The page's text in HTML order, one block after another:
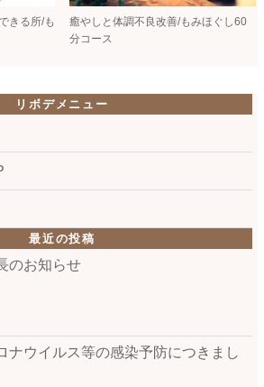
きる所/も
癒やしと体調不良改善/もみほぐし60
分コース
リボデメニュー
最近の投稿
のお知らせ
ナウイルス等の感染予防につきまし